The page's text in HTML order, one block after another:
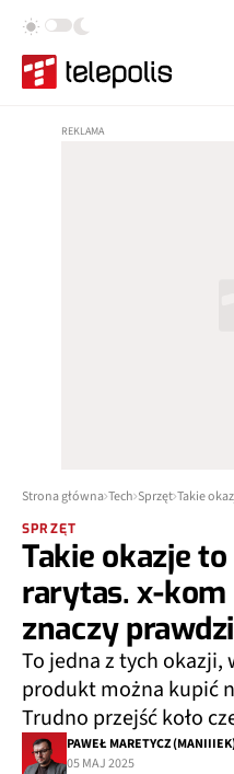
Strona główna Tech Sprzęt
SPRZĘT
Takie okazje
rarytas. x-kom
znaczy
To jedna z tych
produkt można kupić
Trudno przejść koło
PAWEŁ MARETYCZ
05 MAJ 2025